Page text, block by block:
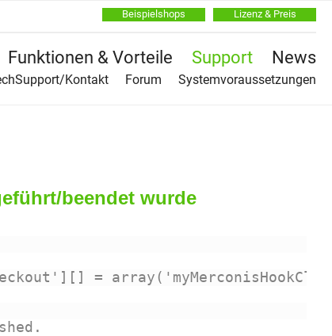
Beispielshops Lizenz & Preis
Funktionen & Vorteile Support News
Kontakt Forum Systemvoraussetzungen
beendet wurde
=